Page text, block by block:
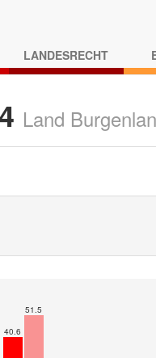
LANDESRECHT
Land
40.6
51.5